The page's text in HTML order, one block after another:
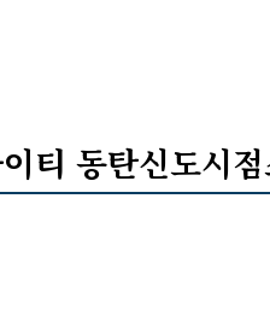
티 동탄신도시